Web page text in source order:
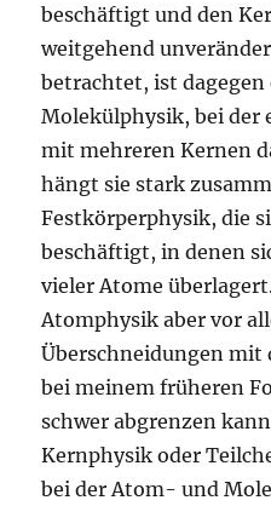
beschäftigt und den
weitgehend
betrachtet, ist
Molekülphysik, bei der
mit mehreren Kernen
hängt sie stark
Festkörperphysik, die
beschäftigt, in denen
vieler Atome
Atomphysik aber vor
Überschneidungen mit
bei meinem früheren
schwer abgrenzen
Kernphysik oder
bei der Atom- und